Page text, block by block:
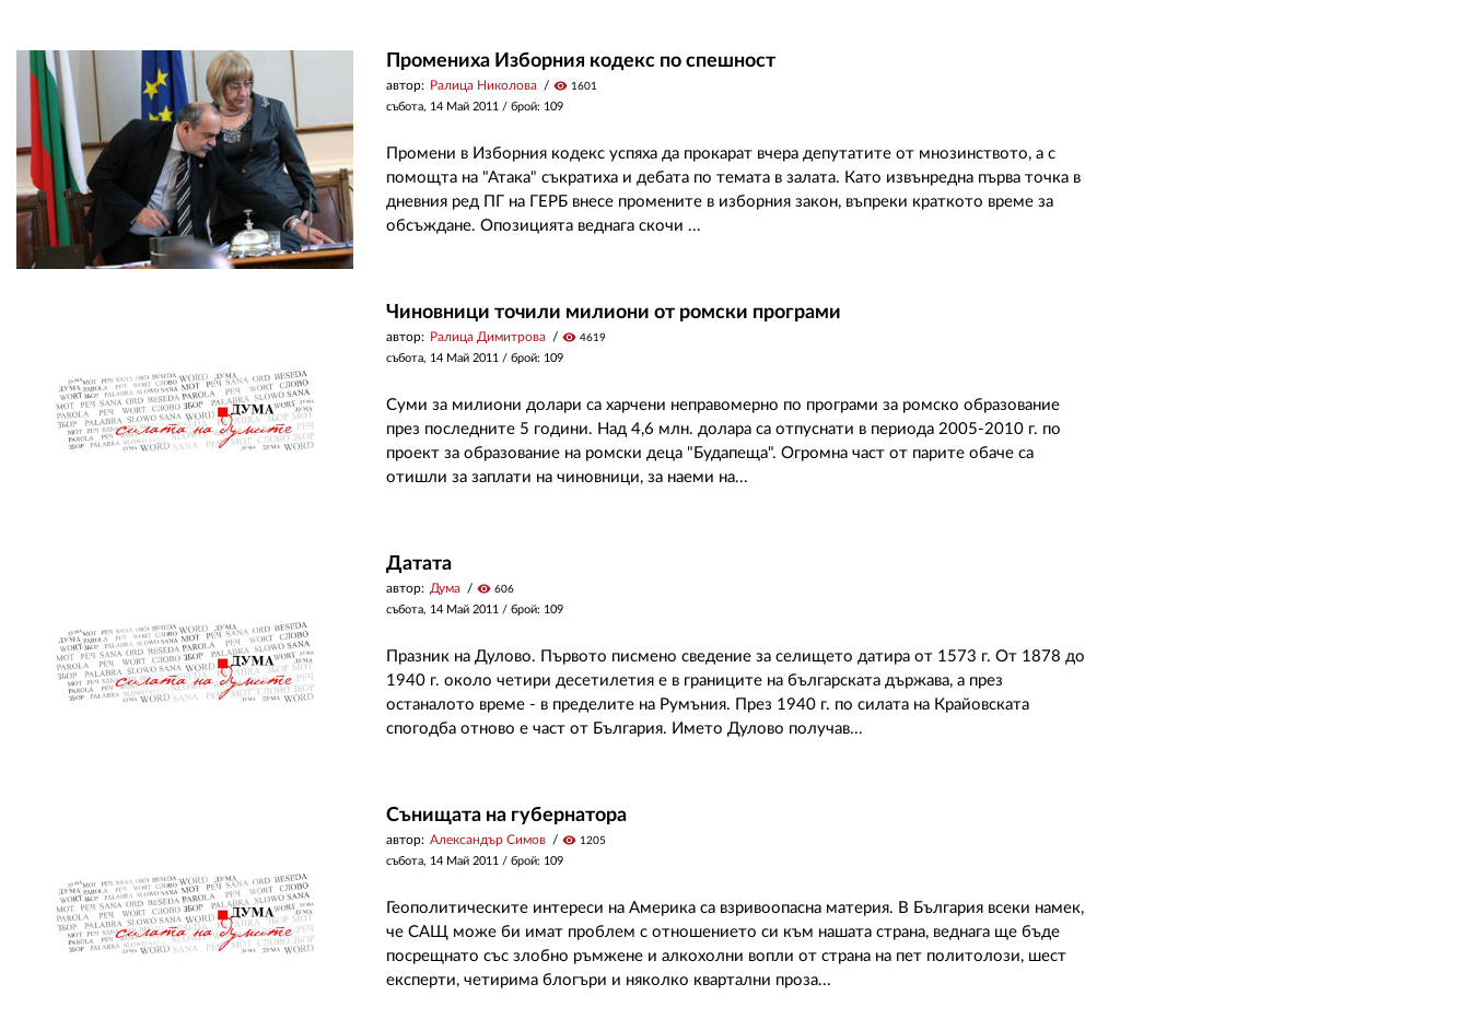
Промениха Изборния кодекс по спешност
автор: Ралица Николова visibility 1601
събота, 14 Май 2011 / брой: 109
Промени в Изборния кодекс успяха да прокарат вчера депутатите от мнозинството, а с
помощта на "Атака" съкратиха и дебата по темата в залата. Като извънредна първа точка в
дневния ред ПГ на ГЕРБ внесе промените в изборния закон, въпреки краткото време за
обсъждане. Опозицията веднага скочи ...
Чиновници точили милиони от ромски програми
автор: Ралица Димитрова visibility 4619
събота, 14 Май 2011 / брой: 109
Суми за милиони долари са харчени неправомерно по програми за ромско образование
през последните 5 години. Над 4,6 млн. долара са отпуснати в периода 2005-2010 г. по
проект за образование на ромски деца "Будапеща". Огромна част от парите обаче са
отишли за заплати на чиновници, за наеми на...
Датата
автор: Дума visibility 606
събота, 14 Май 2011 / брой: 109
Празник на Дулово. Първото писмено сведение за селището датира от 1573 г. От 1878 до
1940 г. около четири десетилетия е в границите на българската държава, а през
останалото време - в пределите на Румъния. През 1940 г. по силата на Крайовската
спогодба отново е част от България. Името Дулово получав...
Сънищата на губернатора
автор: Александър Симов visibility 1205
събота, 14 Май 2011 / брой: 109
Геополитическите интереси на Америка са взривоопасна материя. В България всеки намек,
че САЩ може би имат проблем с отношението си към нашата страна, веднага ще бъде
посрещнато със злобно ръмжене и алкохолни вопли от страна на пет политолози, шест
експерти, четирима блогъри и няколко квартални проза...